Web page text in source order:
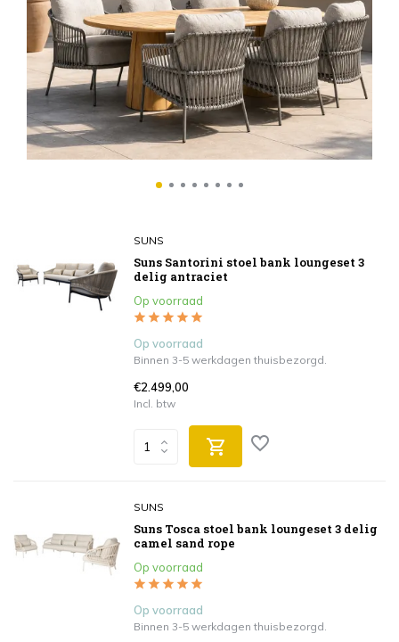
SUNS
Suns Santorini stoel bank loungeset 3
delig antraciet
Op voorraad
Op voorraad
Binnen 3-5 werkdagen thuisbezorgd.
€2.499,00
Incl. btw
SUNS
Suns Tosca stoel bank loungeset 3 delig
camel sand rope
Op voorraad
Op voorraad
Binnen 3-5 werkdagen thuisbezorgd.